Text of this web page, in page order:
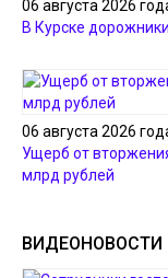
06 августа 2026
В Курске
06 августа 2026
Ущерб от
млрд рублей
ВИДЕОНОВОСТИ